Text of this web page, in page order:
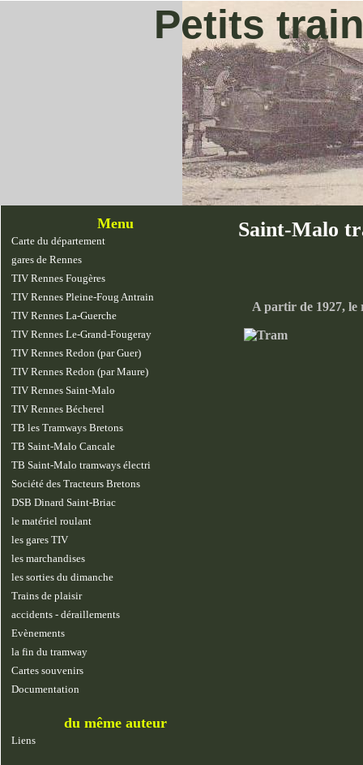
Petits
Menu
Carte du département
gares de Rennes
TIV Rennes Fougères
TIV Rennes Pleine-Foug Antrain
TIV Rennes La-Guerche
TIV Rennes Le-Grand-Fougeray
TIV Rennes Redon (par Guer)
TIV Rennes Redon (par Maure)
TIV Rennes Saint-Malo
TIV Rennes Bécherel
TB les Tramways Bretons
TB Saint-Malo Cancale
TB Saint-Malo tramways électri
Société des Tracteurs Bretons
DSB Dinard Saint-Briac
le matériel roulant
les gares TIV
les marchandises
les sorties du dimanche
Trains de plaisir
accidents - déraillements
Evènements
la fin du tramway
Cartes souvenirs
Documentation
du même auteur
Liens
Saint-Malo
A partir de 1927, le